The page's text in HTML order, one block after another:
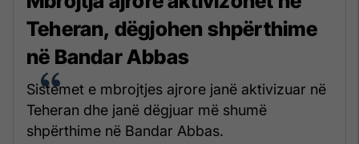
Teheran, dëgjohen shpërthime
në Bandar Abbas
Sistemet e mbrojtjes ajrore janë aktivizuar në
Teheran dhe janë dëgjuar më shumë
shpërthime në Bandar Abbas.